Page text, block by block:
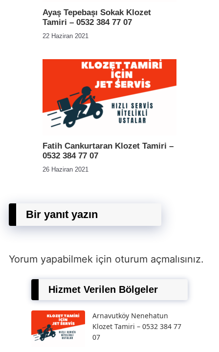
Ayaş Tepebaşı Sokak Klozet
Tamiri – 0532 384 77 07
22 Haziran 2021
Fatih Cankurtaran Klozet Tamiri –
0532 384 77 07
26 Haziran 2021
Bir yanıt yazın
Yorum yapabilmek için oturum açmalısınız.
Hizmet Verilen Bölgeler
Arnavutköy Nenehatun
Klozet Tamiri – 0532 384 77
07